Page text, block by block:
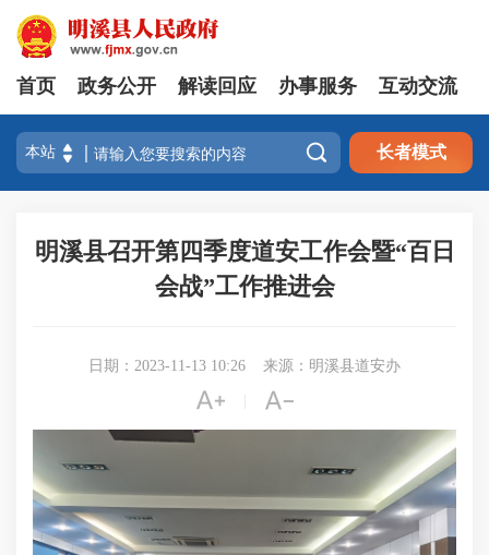
首页 政务公开 解读回应 办事服务 互动交流
 长者模式
明溪县召开第四季度道安工作会暨“百日
会战”工作推进会
日期：2023-11-13 10:26 来源：明溪县道安办
 